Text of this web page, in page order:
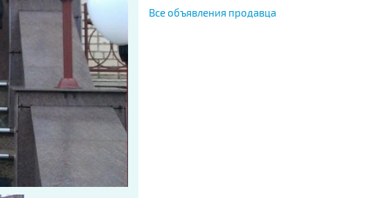
Все объявления продавца